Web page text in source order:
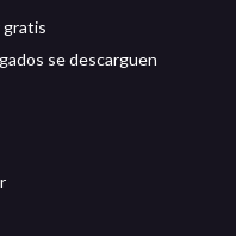
gratis
se descarguen